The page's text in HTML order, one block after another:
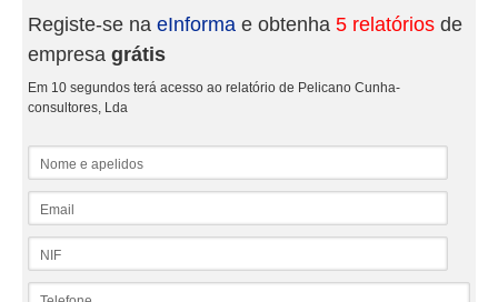
Registe-se na eInforma e obtenha 5 relatórios de
empresa grátis
Em 10 segundos terá acesso ao relatório de Pelicano Cunha-
consultores, Lda